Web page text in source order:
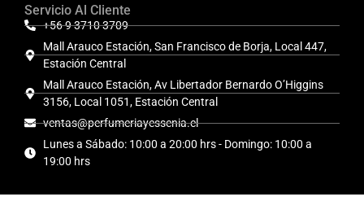
Servicio Al Cliente
+56 9 3710 3709
Mall Arauco Estación, San Francisco de Borja, Local 447,
Estación Central
Mall Arauco Estación, Av Libertador Bernardo O’Higgins
3156, Local 1051, Estación Central
ventas@perfumeriayessenia.cl
Lunes a Sábado: 10:00 a 20:00 hrs - Domingo: 10:00 a
19:00 hrs